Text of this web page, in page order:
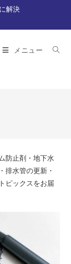
解決
メニュー
防止剤・地下水
排水管の更新・
ピックスをお届